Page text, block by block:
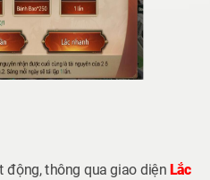
động, thông qua giao diện Lắc